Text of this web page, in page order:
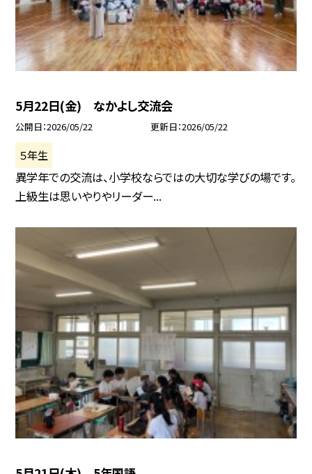
5月22日(金) なかよし交流会
公開日 2026/05/22 更新日 2026/05/22
５年生
異学年での交流は、小学校ならではの大切な学びの場です。
上級生は思いやりやリーダー...